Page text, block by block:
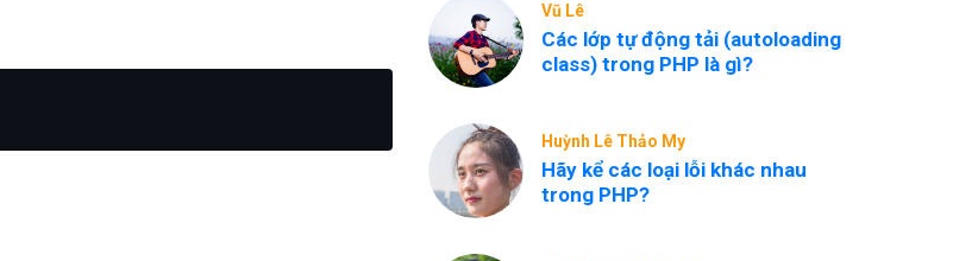
Vũ Lê
Các lớp tự động tải (autoloading
class) trong PHP là gì?
Huỳnh Lê Thảo My
Hãy kể các loại lỗi khác nhau
trong PHP?